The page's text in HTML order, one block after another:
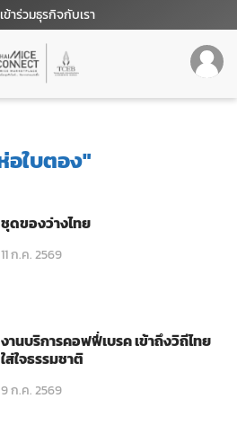
เข้าร่วมธุรกิจกับเรา
อใบตอง"
ชุดของว่างไทย
11 ก.ค. 2569
งานบริการคอฟฟี่เบรค เข้าถึงวิถีไทย
ใส่ใจธรรมชาติ
9 ก.ค. 2569